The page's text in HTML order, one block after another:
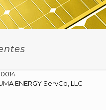
ENERGY ServCo, LLC